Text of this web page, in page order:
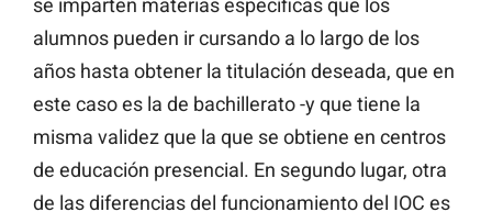
se imparten materias específicas que los
alumnos pueden ir cursando a lo largo de los
años hasta obtener la titulación deseada, que en
este caso es la de bachillerato -y que tiene la
misma validez que la que se obtiene en centros
de educación presencial. En segundo lugar, otra
de las diferencias del funcionamiento del IOC es